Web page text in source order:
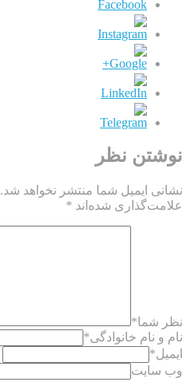
نوشتن نظر
نشانی ایمیل شما منتشر نخواهد شد.
علامت‌گذاری شده‌اند *
نظر شما*
نام و نام خانوادگی*
ایمیل*
وب سایت